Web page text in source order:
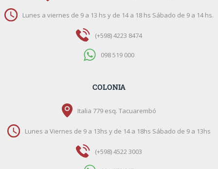
Lunes a viernes de 9 a 13 hs y de 14 a 18 hs Sábado de 9 a 14 hs.
(+598) 4223 8474
098 519 000
COLONIA
Italia 779 esq. Tacuarembó
Lunes a Viernes de 9 a 13hs y de 14 a 18hs Sábado de 9 a 13hs
(+598) 4522 3003